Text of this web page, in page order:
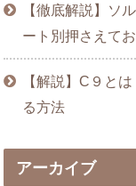
【徹底解説】ソ
ート別押さえて
【解説】C９と
る方法
アーカイブ